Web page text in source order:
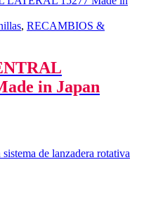
, RECAMBIOS &
in Japan
de lanzadera rotativa